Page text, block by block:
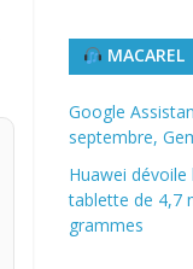
MACAREL
Google
septembre,
Huawei
tablette de 4,7
grammes